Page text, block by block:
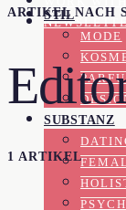
STIL
MODE
SUBSTANZ
ARTIKEL NACH
1 ARTIKEL